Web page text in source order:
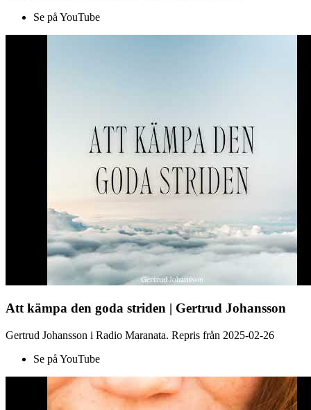
Se på YouTube
Att kämpa den goda striden | Gertrud Johansson
Gertrud Johansson i Radio Maranata. Repris från 2025-02-26
Se på YouTube